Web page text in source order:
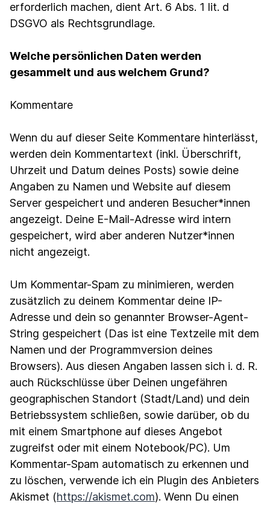
erforderlich machen, dient Art. 6 Abs. 1 lit. d
DSGVO als Rechtsgrundlage.
Welche persönlichen Daten werden
gesammelt und aus welchem Grund?
Kommentare
Wenn du auf dieser Seite Kommentare hinterlässt,
werden dein Kommentartext (inkl. Überschrift,
Uhrzeit und Datum deines Posts) sowie deine
Angaben zu Namen und Website auf diesem
Server gespeichert und anderen Besucher*innen
angezeigt. Deine E-Mail-Adresse wird intern
gespeichert, wird aber anderen Nutzer*innen
nicht angezeigt.
Um Kommentar-Spam zu minimieren, werden
zusätzlich zu deinem Kommentar deine IP-
Adresse und dein so genannter Browser-Agent-
String gespeichert (Das ist eine Textzeile mit dem
Namen und der Programmversion deines
Browsers). Aus diesen Angaben lassen sich i. d. R.
auch Rückschlüsse über Deinen ungefähren
geographischen Standort (Stadt/Land) und dein
Betriebssystem schließen, sowie darüber, ob du
mit einem Smartphone auf dieses Angebot
zugreifst oder mit einem Notebook/PC). Um
Kommentar-Spam automatisch zu erkennen und
zu löschen, verwende ich ein Plugin des Anbieters
Akismet (https://akismet.com). Wenn Du einen